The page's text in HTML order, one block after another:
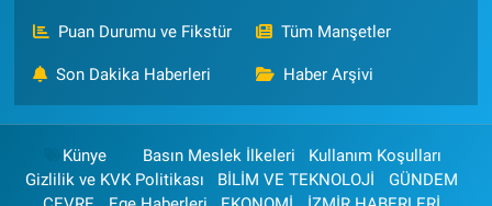
Puan Durumu ve Fikstür Tüm Manşetler
Son Dakika Haberleri Haber Arşivi
Künye Basın Meslek İlkeleri
Kullanım Koşulları
Gizlilik ve KVK Politikası
BİLİM VE TEKNOLOJİ
GÜNDEM